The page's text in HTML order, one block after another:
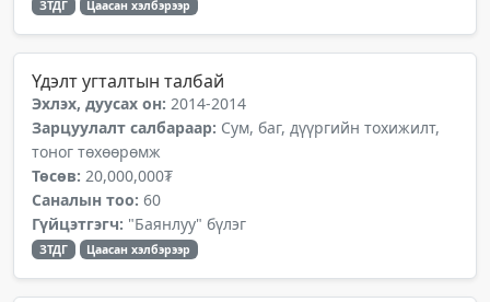
ЗТДГ Цаасан хэлбэрээр
Үдэлт угталтын талбай
Эхлэх, дуусах он: 2014-2014
Зарцуулалт салбараар: Сум, баг, дүүргийн тохижилт,
тоног төхөөрөмж
Төсөв: 20,000,000₮
Саналын тоо: 60
Гүйцэтгэгч: "Баянлуу" бүлэг
ЗТДГ Цаасан хэлбэрээр